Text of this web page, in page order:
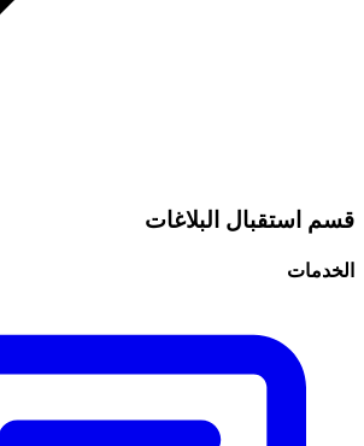
قسم استقبال البلاغات
الخدمات